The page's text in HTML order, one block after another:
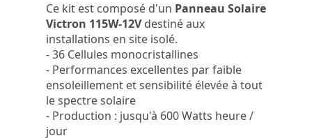
Ce kit est composé d'un Panneau Solaire
Victron 115W-12Vdestiné aux
installations en site isolé.
- 36 Cellules monocristallines
- Performances excellentes par faible
ensoleillement et sensibilité élevée à tout
le spectre solaire
- Production : jusqu'à 600 Watts heure /
jour